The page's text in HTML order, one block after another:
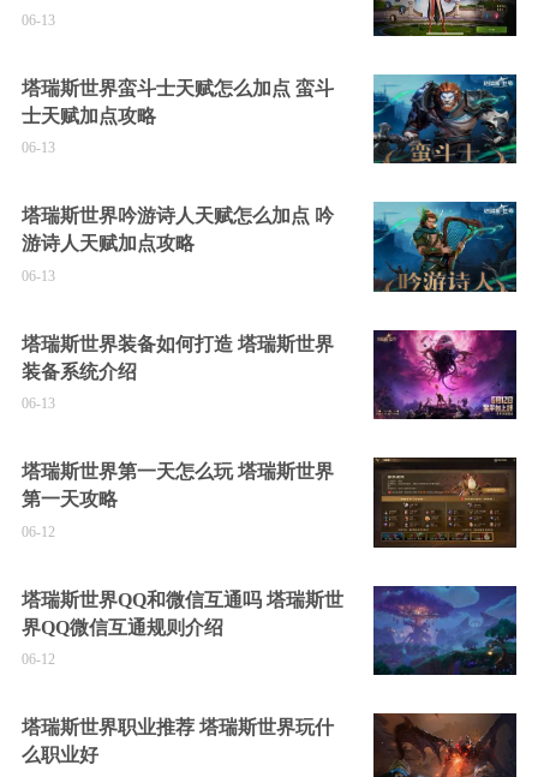
06-13
塔瑞斯世界蛮斗士天赋怎么加点 蛮斗
士天赋加点攻略
06-13
塔瑞斯世界吟游诗人天赋怎么加点 吟
游诗人天赋加点攻略
06-13
塔瑞斯世界装备如何打造 塔瑞斯世界
装备系统介绍
06-13
塔瑞斯世界第一天怎么玩 塔瑞斯世界
第一天攻略
06-12
塔瑞斯世界QQ和微信互通吗 塔瑞斯世
界QQ微信互通规则介绍
06-12
塔瑞斯世界职业推荐 塔瑞斯世界玩什
么职业好